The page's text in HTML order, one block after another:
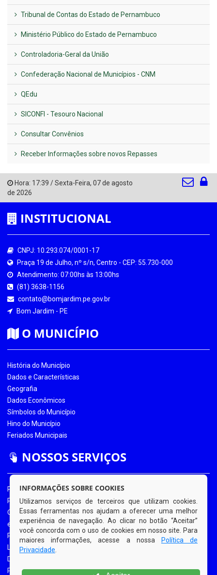
Tribunal de Contas do Estado de Pernambuco
Ministério Público do Estado de Pernambuco
Controladoria-Geral da União
Confederação Nacional de Municípios - CNM
QEdu
SICONFI - Tesouro Nacional
Consultar Convênios
Receber Informações sobre novos Repasses
Hora: 17:39 /Sexta-Feira, 07 de agosto
de 2026
INSTITUCIONAL
CNPJ: 10.293.074/0001-17
Praça 19 de Julho, nº s/n, Centro - CEP: 55.730-000
Atendimento: 07:00hs às 13:00hs
(81) 3638-1156
contato@bomjardim.pe.gov.br
Bom Jardim - PE
O MUNICÍPIO
História do Município
Dados e Características
Geografia
Dados Econômicos
Símbolos do Município
Hino do Município
Feriados Municipais
NOSSOS SERVIÇOS
Portal da Transparência
Portal da Transparência COVID-19
Ouvidoria Eletrônica
e-SIC
Processos de Licitação
Licitações em Andamento
Diário Oficial
Portal do Contribuinte
INFORMAÇÕES SOBRE COOKIES
Utilizamos serviços de terceiros que utilizam cookies.
Essas ferramentas nos ajudam a oferecer uma melhor
experiência de navegação. Ao clicar no botão “Aceitar”
você concorda com o uso de cookies em nosso site. Para
maiores informações, acesse a nossa
Política de
Privacidade